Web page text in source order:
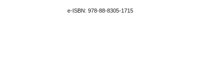
e-ISBN: 978-88-8305-1715